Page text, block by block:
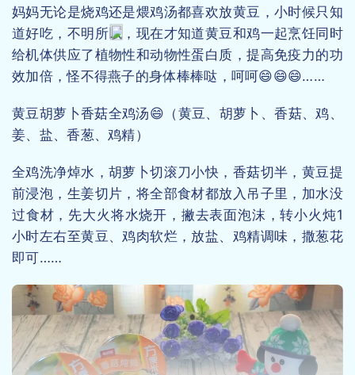
妈妈无论是烧鸡还是煨鸡汤都喜欢放黄豆，小时候只知
道好吃，不明所以，现在才知道黄豆和鸡一起烹饪同时
给机体供应了植物性和动物性蛋白质，提高免疫力的功
效加倍，怪不得燕子的身体棒棒哒，呵呵😄😄😄……
黄豆胡萝卜香菇全鸡汤😄（黄豆、胡萝卜、香菇、鸡、
姜、盐、香葱、鸡精）
全鸡洗净焯水，胡萝卜切滚刀小快，香菇切半，黄豆提
前浸泡，生姜切片，将全部食材都放入吊子里，加水没
过食材，先大火将水烧开，撇去表面泡沫，转小火炖1
小时左右至黄豆、鸡肉软烂，放盐、鸡精调味，撒葱花
即可……